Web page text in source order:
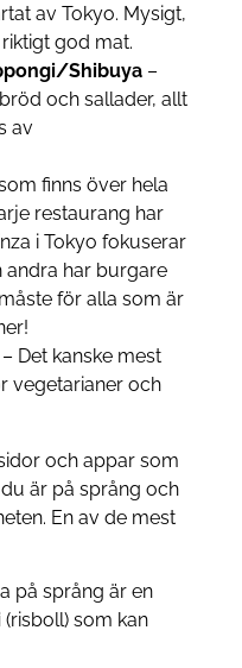
av Tokyo. Mysigt,
god mat.
Shibuya –
och sallader, allt
av
finns över hela
restaurang har
i Tokyo fokuserar
andra har burgare
för alla som är
Det kanske mest
vegetarianer och
och appar som
är på språng och
En av de mest
på språng är en
(risboll) som kan